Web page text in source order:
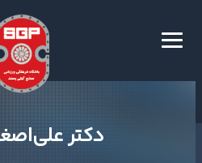
دکتر